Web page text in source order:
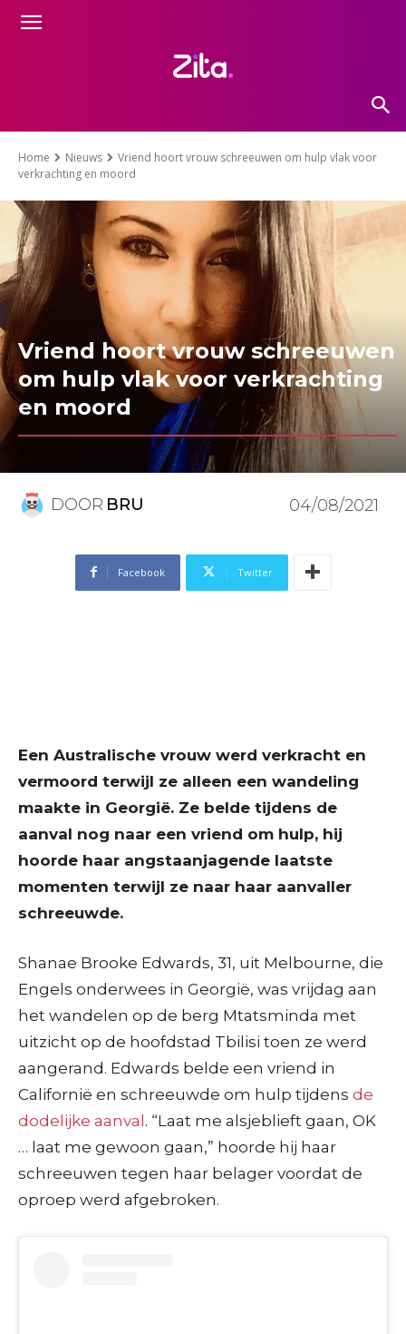
Home Nieuws
Vriend hoort vrouw schreeuwen om hulp vlak voor
verkrachting en moord
Vriend hoort vrouw schreeuwen
om hulp vlak voor verkrachting
en moord
DOOR BRU 04/08/2021
Facebook Twitter
Een Australische vrouw werd verkracht en
vermoord terwijl ze alleen een wandeling
maakte in Georgië. Ze belde tijdens de
aanval nog naar een vriend om hulp, hij
hoorde haar angstaanjagende laatste
momenten terwijl ze naar haar aanvaller
schreeuwde.
Shanae Brooke Edwards, 31, uit Melbourne, die
Engels onderwees in Georgië, was vrijdag aan
het wandelen op de berg Mtatsminda met
uitzicht op de hoofdstad Tbilisi toen ze werd
aangerand. Edwards belde een vriend in
Californië en schreeuwde om hulp tijdens de
dodelijke aanval. “Laat me alsjeblieft gaan, OK
… laat me gewoon gaan,” hoorde hij haar
schreeuwen tegen haar belager voordat de
oproep werd afgebroken.